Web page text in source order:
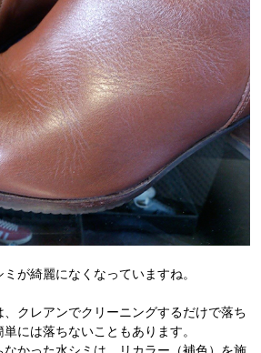
が綺麗になくなっていますね。
クレアンでクリーニングするだけで落ち
には落ちないこともあります。